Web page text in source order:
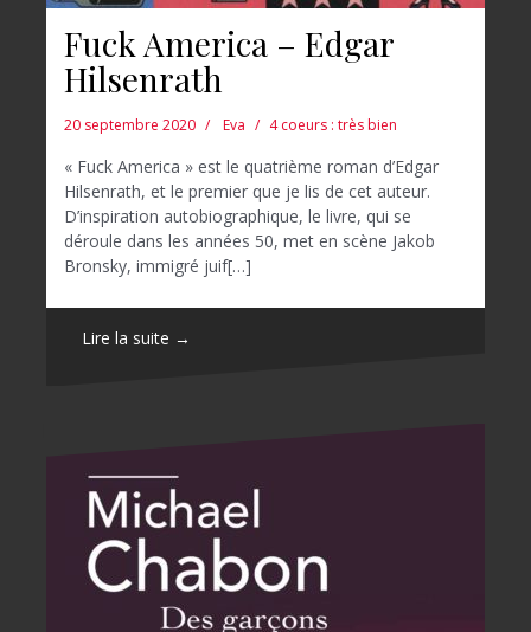
Fuck America – Edgar
Hilsenrath
20 septembre 2020 Eva 4 coeurs : très bien
« Fuck America » est le quatrième roman d’Edgar
Hilsenrath, et le premier que je lis de cet auteur.
D’inspiration autobiographique, le livre, qui se
déroule dans les années 50, met en scène Jakob
Bronsky, immigré juif[…]
Lire la suite →